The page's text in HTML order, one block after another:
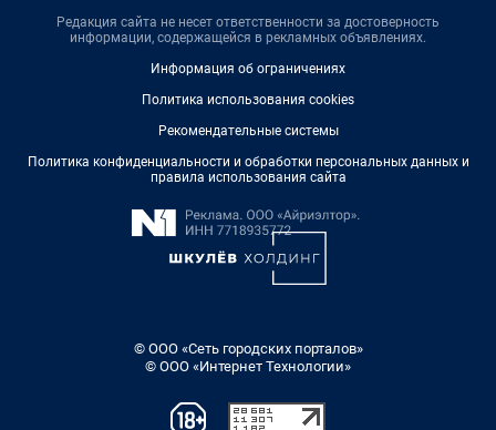
Редакция сайта не несет ответственности за достоверность
информации, содержащейся в рекламных объявлениях.
Информация об ограничениях
Политика использования cookies
Рекомендательные системы
Политика конфиденциальности и обработки персональных данных и
правила использования сайта
© ООО «Сеть городских порталов»
© ООО «Интернет Технологии»